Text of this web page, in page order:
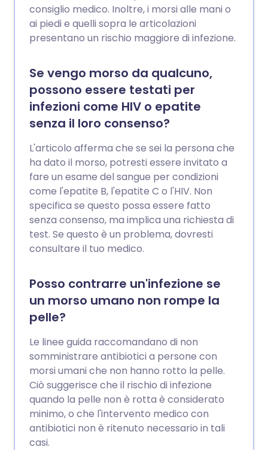
consiglio medico. Inoltre, i morsi alle mani o
ai piedi e quelli sopra le articolazioni
presentano un rischio maggiore di infezione.
Se vengo morso da qualcuno,
possono essere testati per
infezioni come HIV o epatite
senza il loro consenso?
L'articolo afferma che se sei la persona che
ha dato il morso, potresti essere invitato a
fare un esame del sangue per condizioni
come l'epatite B, l'epatite C o l'HIV. Non
specifica se questo possa essere fatto
senza consenso, ma implica una richiesta di
test. Se questo è un problema, dovresti
consultare il tuo medico.
Posso contrarre un'infezione se
un morso umano non rompe la
pelle?
Le linee guida raccomandano di non
somministrare antibiotici a persone con
morsi umani che non hanno rotto la pelle.
Ciò suggerisce che il rischio di infezione
quando la pelle non è rotta è considerato
minimo, o che l'intervento medico con
antibiotici non è ritenuto necessario in tali
casi.